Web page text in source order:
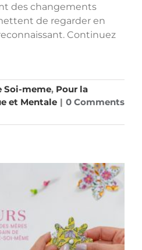
des changements
de regarder en
Continuez
Soi-meme, Pour la
et Mentale | 0 Comments